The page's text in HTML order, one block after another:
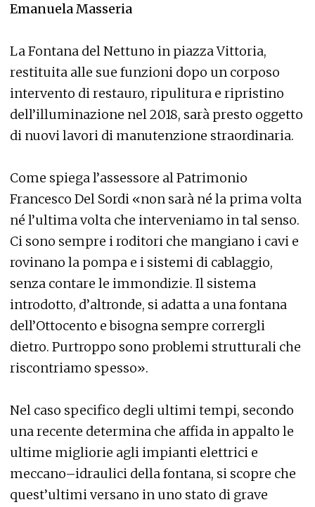
Emanuela Masseria
La Fontana del Nettuno in piazza Vittoria,
restituita alle sue funzioni dopo un corposo
intervento di restauro, ripulitura e ripristino
dell’illuminazione nel 2018, sarà presto oggetto
di nuovi lavori di manutenzione straordinaria.
Come spiega l’assessore al Patrimonio
Francesco Del Sordi «non sarà né la prima volta
né l’ultima volta che interveniamo in tal senso.
Ci sono sempre i roditori che mangiano i cavi e
rovinano la pompa e i sistemi di cablaggio,
senza contare le immondizie. Il sistema
introdotto, d’altronde, si adatta a una fontana
dell’Ottocento e bisogna sempre corrergli
dietro. Purtroppo sono problemi strutturali che
riscontriamo spesso».
Nel caso specifico degli ultimi tempi, secondo
una recente determina che affida in appalto le
ultime migliorie agli impianti elettrici e
meccano–idraulici della fontana, si scopre che
quest’ultimi versano in uno stato di grave